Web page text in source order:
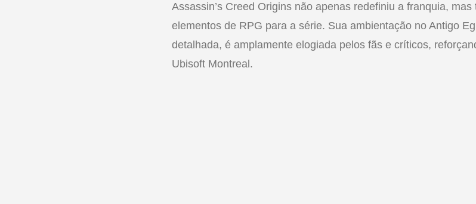
Assassin’s Creed Origins não apenas redefiniu a franquia,
elementos de RPG para a série. Sua ambientação no Antigo
detalhada, é amplamente elogiada pelos fãs e críticos,
Ubisoft Montreal.